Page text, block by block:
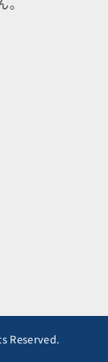
Reserved.